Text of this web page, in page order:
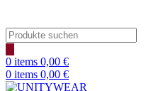
Products
search
0 items 0,00 €
0 items 0,00 €